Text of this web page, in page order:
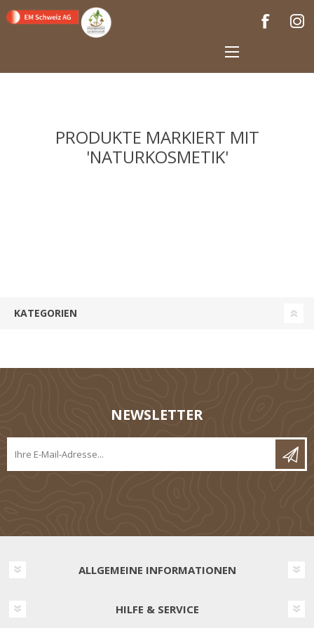
PRODUKTE MARKIERT MIT
'NATURKOSMETIK'
KATEGORIEN
NEWSLETTER
ALLGEMEINE INFORMATIONEN
HILFE & SERVICE